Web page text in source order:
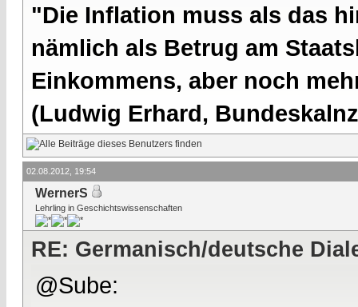
"Die Inflation muss als das
nämlich als Betrug am
Einkommens, aber noch
(Ludwig Erhard,
02.08.2012, 19:54
WernerS
Lehrling in Geschichtswissenschaften
RE: Germanisch/deutsche
@Sube: